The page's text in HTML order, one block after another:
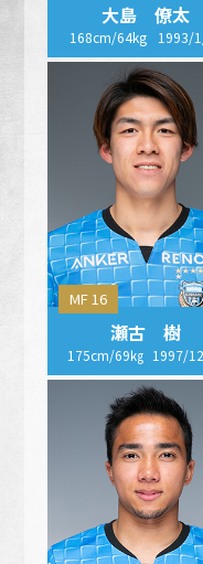
大島 僚太
168cm/64kg 1993/
MF 16
瀬古 樹
175cm/69㎏ 1997/